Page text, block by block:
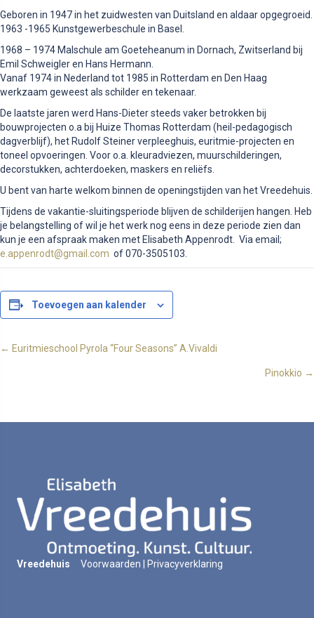
Geboren in 1947 in het zuidwesten van Duitsland en aldaar opgegroeid.
1963 -1965 Kunstgewerbeschule in Basel.
1968 – 1974 Malschule am Goeteheanum in Dornach, Zwitserland bij
Emil Schweigler en Hans Hermann.
Vanaf 1974 in Nederland tot 1985 in Rotterdam en Den Haag
werkzaam geweest als schilder en tekenaar.
De laatste jaren werd Hans-Dieter steeds vaker betrokken bij
bouwprojecten o.a bij Huize Thomas Rotterdam (heil-pedagogisch
dagverblijf), het Rudolf Steiner verpleeghuis, euritmie-projecten en
toneel opvoeringen. Voor o.a. kleuradviezen, muurschilderingen,
decorstukken, achterdoeken, maskers en reliëfs.
U bent van harte welkom binnen de openingstijden van het Vreedehuis.
Tijdens de vakantie-sluitingsperiode blijven de schilderijen hangen. Heb
je belangstelling of wil je het werk nog eens in deze periode zien dan
kun je een afspraak maken met Elisabeth Appenrodt. Via email;
e.appenrodt@gmail.com of 070-3505103.
Toevoegen aan kalender
Posts
← Euritmieschool Pyrola “Four Seasons” A.Vivaldi
Pinokkio →
Vreedehuis Voorwaarden Privacyverklaring